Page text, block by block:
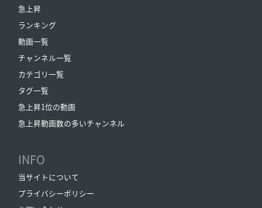
急上昇
ランキング
動画一覧
チャンネル一覧
カテゴリ一覧
タグ一覧
急上昇1位の動画
急上昇動画数の多いチャンネル
INFO
当サイトについて
プライバシーポリシー